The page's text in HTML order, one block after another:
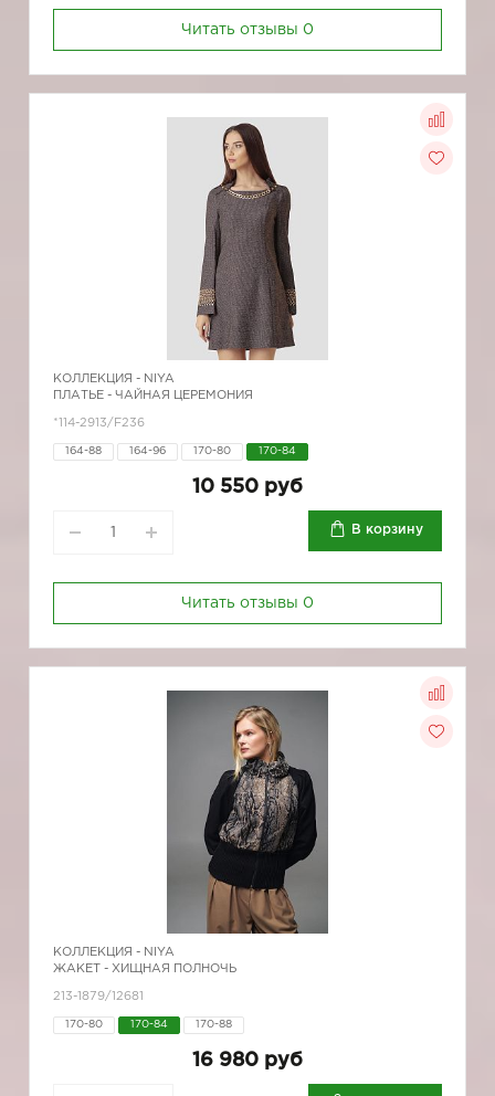
Читать отзывы 0
КОЛЛЕКЦИЯ - NIYA
ПЛАТЬЕ - ЧАЙНАЯ ЦЕРЕМОНИЯ
*114-2913/F236
164-88 164-96 170-80 170-84
10 550 руб
В корзину
Читать отзывы 0
КОЛЛЕКЦИЯ - NIYA
ЖАКЕТ - ХИЩНАЯ ПОЛНОЧЬ
213-1879/12681
170-80 170-84 170-88
16 980 руб